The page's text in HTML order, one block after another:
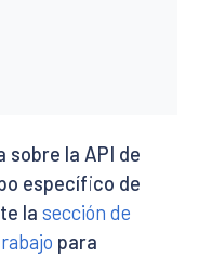
la API de
específico de
la sección de
para